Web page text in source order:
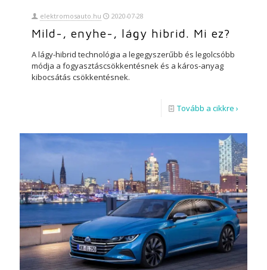
elektromosauto.hu 2020-07-28
Mild-, enyhe-, lágy hibrid. Mi ez?
A lágy-hibrid technológia a legegyszerűbb és legolcsóbb
módja a fogyasztáscsökkentésnek és a káros-anyag
kibocsátás csökkentésnek.
Tovább a cikkre ›